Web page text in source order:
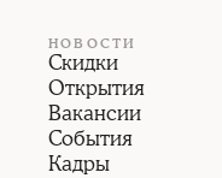
НОВОСТИ
Скидки
Открытия
Вакансии
События
Кадры